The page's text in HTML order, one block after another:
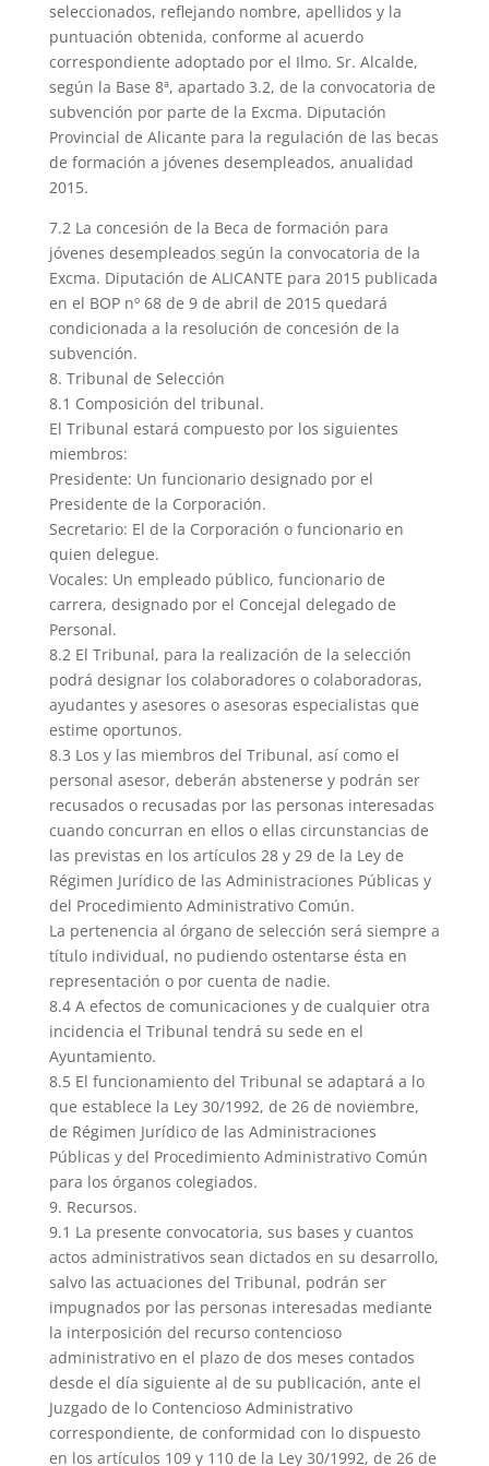
seleccionados, reflejando nombre, apellidos y la
puntuación obtenida, conforme al acuerdo
correspondiente adoptado por el Ilmo. Sr. Alcalde,
según la Base 8ª, apartado 3.2, de la convocatoria de
subvención por parte de la Excma. Diputación
Provincial de Alicante para la regulación de las becas
de formación a jóvenes desempleados, anualidad
2015.
7.2 La concesión de la Beca de formación para
jóvenes desempleados según la convocatoria de la
Excma. Diputación de ALICANTE para 2015 publicada
en el BOP nº 68 de 9 de abril de 2015 quedará
condicionada a la resolución de concesión de la
subvención.
8. Tribunal de Selección
8.1 Composición del tribunal.
El Tribunal estará compuesto por los siguientes
miembros:
Presidente: Un funcionario designado por el
Presidente de la Corporación.
Secretario: El de la Corporación o funcionario en
quien delegue.
Vocales: Un empleado público, funcionario de
carrera, designado por el Concejal delegado de
Personal.
8.2 El Tribunal, para la realización de la selección
podrá designar los colaboradores o colaboradoras,
ayudantes y asesores o asesoras especialistas que
estime oportunos.
8.3 Los y las miembros del Tribunal, así como el
personal asesor, deberán abstenerse y podrán ser
recusados o recusadas por las personas interesadas
cuando concurran en ellos o ellas circunstancias de
las previstas en los artículos 28 y 29 de la Ley de
Régimen Jurídico de las Administraciones Públicas y
del Procedimiento Administrativo Común.
La pertenencia al órgano de selección será siempre a
título individual, no pudiendo ostentarse ésta en
representación o por cuenta de nadie.
8.4 A efectos de comunicaciones y de cualquier otra
incidencia el Tribunal tendrá su sede en el
Ayuntamiento.
8.5 El funcionamiento del Tribunal se adaptará a lo
que establece la Ley 30/1992, de 26 de noviembre,
de Régimen Jurídico de las Administraciones
Públicas y del Procedimiento Administrativo Común
para los órganos colegiados.
9. Recursos.
9.1 La presente convocatoria, sus bases y cuantos
actos administrativos sean dictados en su desarrollo,
salvo las actuaciones del Tribunal, podrán ser
impugnados por las personas interesadas mediante
la interposición del recurso contencioso
administrativo en el plazo de dos meses contados
desde el día siguiente al de su publicación, ante el
Juzgado de lo Contencioso Administrativo
correspondiente, de conformidad con lo dispuesto
en los artículos 109 y 110 de la Ley 30/1992, de 26 de